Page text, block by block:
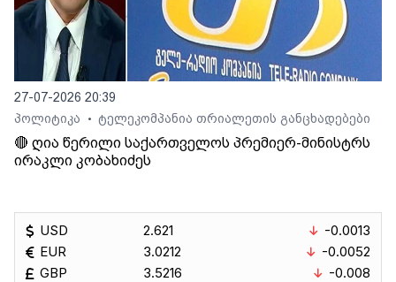
27-07-2026 20:39
პოლიტიკა
• ტელეკომპანია თრიალეთის განცხადებები
🔴 ღია წერილი საქართველოს პრემიერ-მინისტრს
ირაკლი კობახიძეს
USD
EUR
GBP
2.621
3.0212
3.5216
-0.0013
-0.0052
-0.008